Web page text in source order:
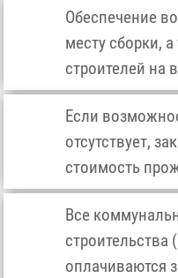
Обеспечение
месту сборки,
строителей на
Если
отсутствует,
стоимость
Все
строительства
оплачиваются